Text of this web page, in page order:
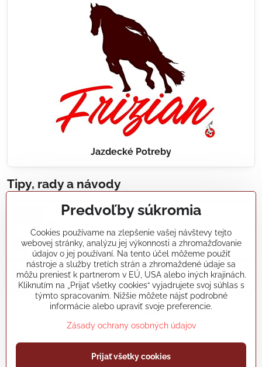
Jazdecké Potreby
Tipy, rady a návody
Realizácie záhradných jazierok, bazénov, fontán,
Články a blogy
Rady a návody
koikapre/?ref=hl
©2026Copyright
Predvoľby súkromia
Cookies používame na zlepšenie vašej návštevy tejto
webovej stránky, analýzu jej výkonnosti a zhromažďovanie
údajov o jej používaní. Na tento účel môžeme použiť
nástroje a služby tretích strán a zhromaždené údaje sa
môžu preniesť k partnerom v EÚ, USA alebo iných krajinách.
Kliknutím na „Prijať všetky cookies“ vyjadrujete svoj súhlas s
týmto spracovaním. Nižšie môžete nájsť podrobné
informácie alebo upraviť svoje preferencie.
Zásady ochrany osobných údajov
Prijať všetky cookies